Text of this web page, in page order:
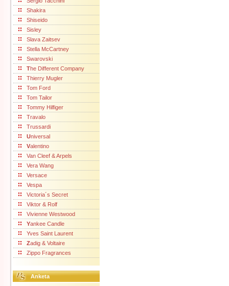
Shakira
Shiseido
Sisley
Slava Zaitsev
Stella McCartney
Swarovski
The Different Company
Thierry Mugler
Tom Ford
Tom Tailor
Tommy Hilfiger
Travalo
Trussardi
Universal
Valentino
Van Cleef & Arpels
Vera Wang
Versace
Vespa
Victoria´s Secret
Viktor & Rolf
Vivienne Westwood
Yankee Candle
Yves Saint Laurent
Zadig & Voltaire
Zippo Fragrances
Anketa